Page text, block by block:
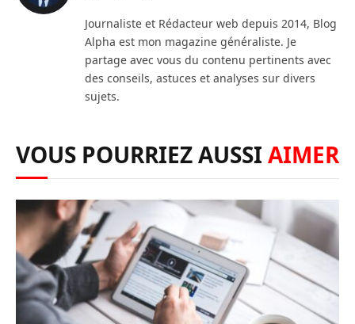
Journaliste et Rédacteur web depuis 2014, Blog
Alpha est mon magazine généraliste. Je
partage avec vous du contenu pertinents avec
des conseils, astuces et analyses sur divers
sujets.
VOUS POURRIEZ AUSSI AIMER